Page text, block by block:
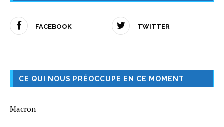
FACEBOOK TWITTER
CE QUI NOUS PRÉOCCUPE EN CE MOMENT
Macron